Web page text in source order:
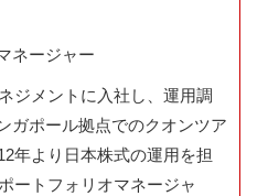
ネージャー
ジメントに入社し、運用調
ガポール拠点でのクオンツア
年より日本株式の運用を担
ートフォリオマネージャ